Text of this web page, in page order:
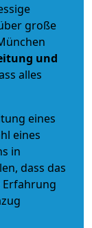
große
und
alles
eines
eines
in
dass das